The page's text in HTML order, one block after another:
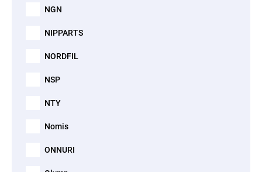
NGN
NIPPARTS
NORDFIL
NSP
NTY
Nomis
ONNURI